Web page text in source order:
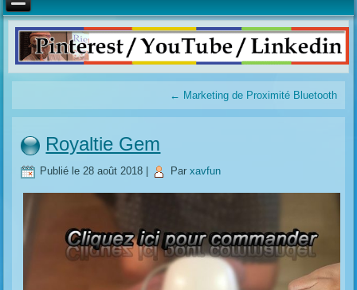
← Marketing de Proximité Bluetooth
Royaltie Gem
Publié le 28 août 2018 Par xavfun